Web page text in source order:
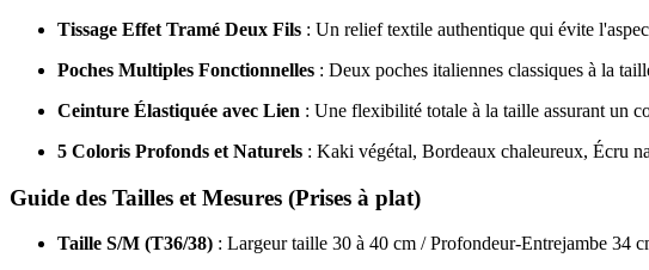
Tissage Effet Tramé Deux Fils : Un relief textile authentique qui évite
Poches Multiples Fonctionnelles : Deux poches italiennes classiques à la
Ceinture Élastiquée avec Lien : Une flexibilité totale à la taille assurant un
5 Coloris Profonds et Naturels : Kaki végétal, Bordeaux chaleureux, Écru
Guide des Tailles et Mesures (Prises à plat)
Taille S/M (T36/38) : Largeur taille 30 à 40 cm / Profondeur-Entrejambe 34